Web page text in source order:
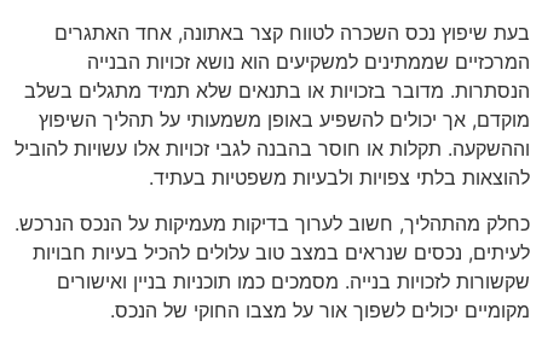
בעת שיפוץ נכס השכרה לטווח קצר באתונה, אחד האתגרים
המרכזיים שממתינים למשקיעים הוא נושא זכויות הבנייה
הנסתרות. מדובר בזכויות או בתנאים שלא תמיד מתגלים בשלב
מוקדם, אך יכולים להשפיע באופן משמעותי על תהליך השיפוץ
וההשקעה. תקלות או חוסר בהבנה לגבי זכויות אלו עשויות להוביל
להוצאות בלתי צפויות ולבעיות משפטיות בעתיד.
כחלק מהתהליך, חשוב לערוך בדיקות מעמיקות על הנכס הנרכש.
לעיתים, נכסים שנראים במצב טוב עלולים להכיל בעיות חבויות
שקשורות לזכויות בנייה. מסמכים כמו תוכניות בניין ואישורים
מקומיים יכולים לשפוך אור על מצבו החוקי של הנכס.